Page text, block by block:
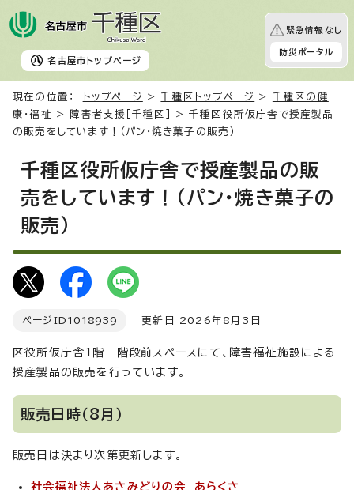
名古屋市 トップページ
緊急情報なし
防災ポータル
現在の位置： トップページ >千種区トップページ > 千種区の健
康・福祉
> 障害者支援［千種区］
> 千種区役所仮庁舎で授産製品
の販売をしています！（パン・焼き菓子の販売）
千種区役所仮庁舎で授産製品の販
売をしています！（パン・焼き菓子の
販売）
ページID 1018939 更新日 2026年8月3日
区役所仮庁舎1階 階段前スペースにて、障害福祉施設による
授産製品の販売を行っています。
販売日時（8月）
販売日は決まり次第更新します。
社会福祉法人あさみどりの会 あらくさ